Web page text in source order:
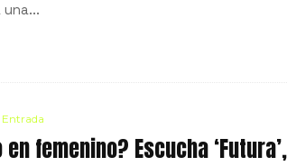
Entrada
femenino? Escucha